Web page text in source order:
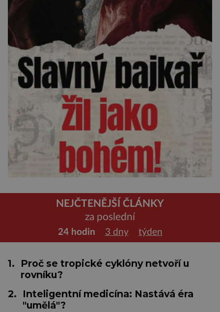
NEJČTENĚJŠÍ ČLÁNKY
za poslední
24 hodin 3 dny týden
1.
Proč se tropické cyklóny netvoří u
rovníku?
2.
Inteligentní medicína: Nastává éra
"umělá"?